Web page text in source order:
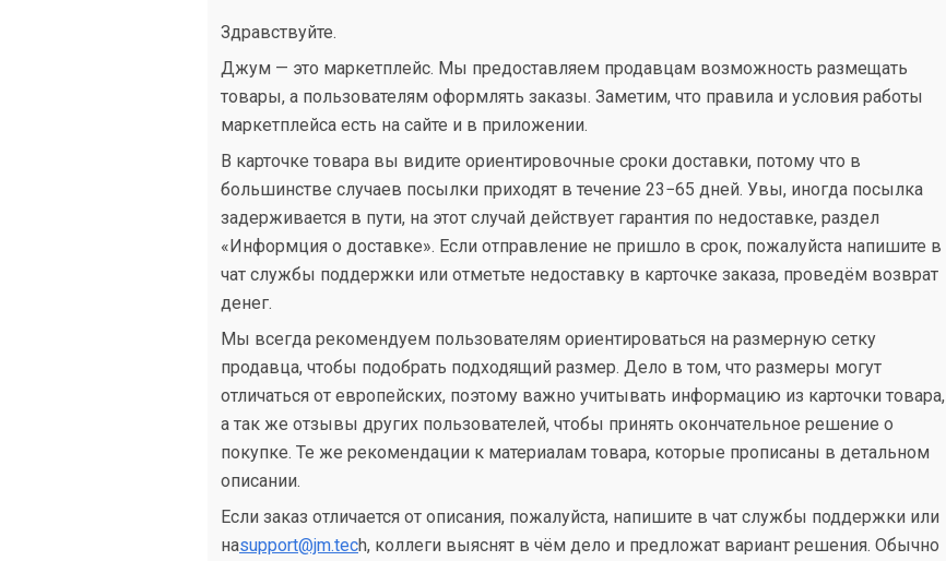
Здравствуйте.
Джум — это маркетплейс. Мы предоставляем продавцам возможность размещать
товары, а пользователям оформлять заказы. Заметим, что правила и условия работы
маркетплейса есть на сайте и в приложении.
В карточке товара вы видите ориентировочные сроки доставки, потому что в
большинстве случаев посылки приходят в течение 23−65 дней. Увы, иногда посылка
задерживается в пути, на этот случай действует гарантия по недоставке, раздел
«Информция о доставке». Если отправление не пришло в срок, пожалуйста напишите в
чат службы поддержки или отметьте недоставку в карточке заказа, проведём возврат
денег.
Мы всегда рекомендуем пользователям ориентироваться на размерную сетку
продавца, чтобы подобрать подходящий размер. Дело в том, что размеры могут
отличаться от европейских, поэтому важно учитывать информацию из карточки товара,
а так же отзывы других пользователей, чтобы принять окончательное решение о
покупке. Те же рекомендации к материалам товара, которые прописаны в детальном
описании.
Если заказ отличается от описания, пожалуйста, напишите в чат службы поддержки или
наsupport@jm.tech, коллеги выяснят в чём дело и предложат вариант решения. Обычно